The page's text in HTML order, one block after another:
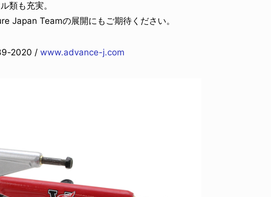
類も充実。
Japan Teamの展開にもご期待ください。
2020 / www.advance-j.com